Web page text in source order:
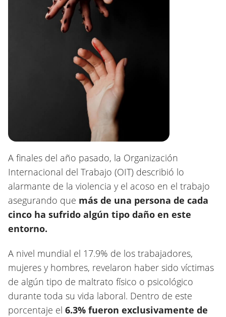
A finales del año pasado, la Organización
Internacional del Trabajo (OIT) describió lo
alarmante de la violencia y el acoso en el trabajo
asegurando que más de una persona de cada
cinco ha sufrido algún tipo daño en este
entorno.
A nivel mundial el 17.9% de los trabajadores,
mujeres y hombres, revelaron haber sido víctimas
de algún tipo de maltrato físico o psicológico
durante toda su vida laboral. Dentro de este
porcentaje el 6.3% fueron exclusivamente de